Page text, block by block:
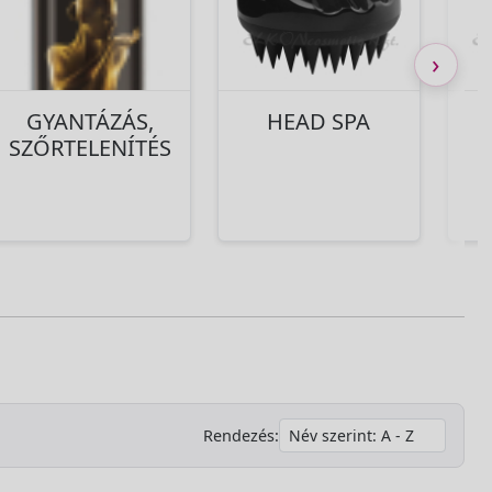
GYANTÁZÁS,
SZŐRTELENÍTÉS
HEAD SPA
›
Rendezés: